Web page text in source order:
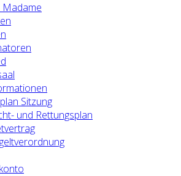
Madame
Sitzung
und Rettungsplan